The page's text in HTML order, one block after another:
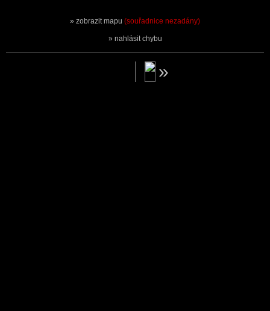
zobrazit mapu (souřadnice nezadány)
nahlásit chybu